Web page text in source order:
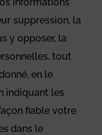
suppression, la
y opposer, la
tout
en le
indiquant les
fiable votre
dans le